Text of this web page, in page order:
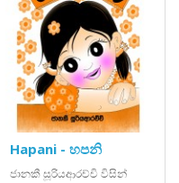
Hapani - හපනි
ජානකී සූරියආරච්චි විසින්